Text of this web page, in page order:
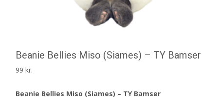
Beanie Bellies Miso (Siames) – TY Bamser
99 kr.
Beanie Bellies Miso (Siames) – TY Bamser